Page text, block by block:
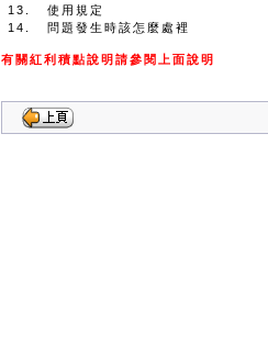
使用規定
問題發生時該怎麼處裡
有關紅利積點說明請參閱上面說明